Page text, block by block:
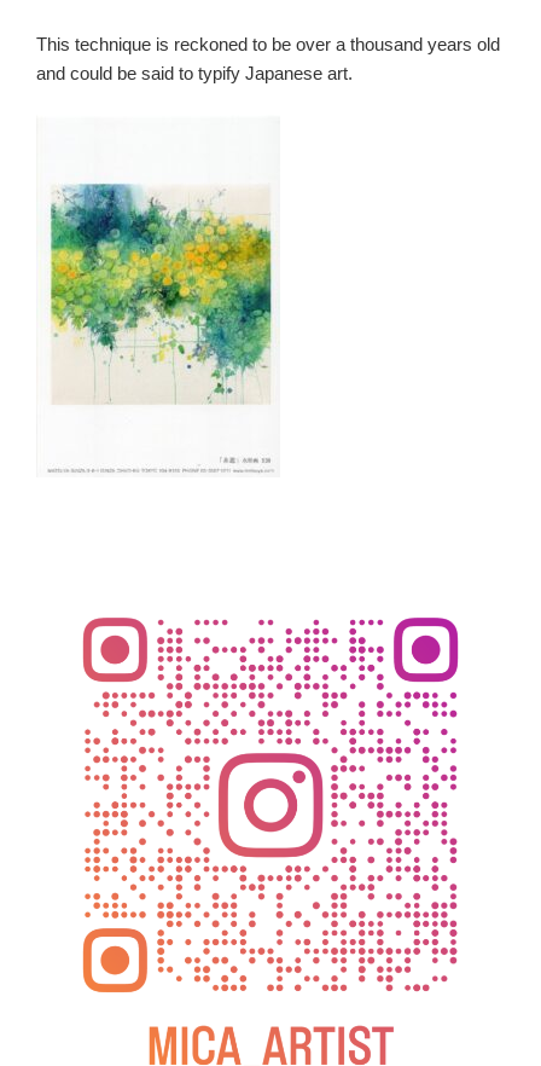
This technique is reckoned to be over a thousand years old
and could be said to typify Japanese art.